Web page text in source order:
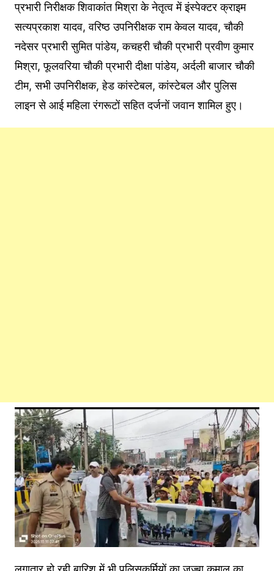
प्रभारी निरीक्षक शिवाकांत मिश्रा के नेतृत्व में इंस्पेक्टर क्राइम
सत्यप्रकाश यादव, वरिष्ठ उपनिरीक्षक राम केवल यादव, चौकी
नदेसर प्रभारी सुमित पांडेय, कचहरी चौकी प्रभारी प्रवीण कुमार
मिश्रा, फूलवरिया चौकी प्रभारी दीक्षा पांडेय, अर्दली बाजार चौकी
टीम, सभी उपनिरीक्षक, हेड कांस्टेबल, कांस्टेबल और पुलिस
लाइन से आई महिला रंगरूटों सहित दर्जनों जवान शामिल हुए।